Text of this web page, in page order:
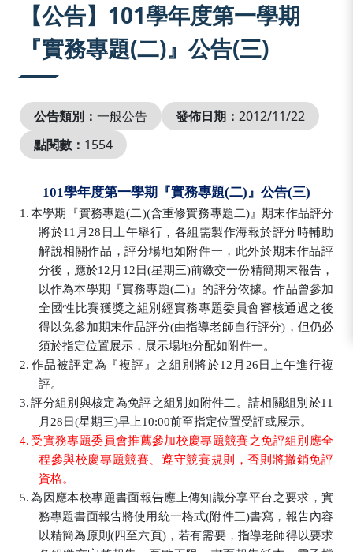
【公告】101學年度第一學期
『實務專題(二)』公告(三)
公告類別： 一般公告 發佈日期： 2012/11/22
點閱數： 1554
101學年度第一學期『實務專題(二)』公告(三)
1.本學期『實務專題(二)(含重修實務專題二)』期末作品評分
將於11 月 28 日上午舉行，各組需製作海報於評分時輔助
解說相關作品，評分場地如附件一，此外於期末作品評
分後，應於12 月 12 日(星期三)前繳交一份精簡期末報告，
以作為本學期『實務專題(二) 』的評分依據。作品曾參加
全國性比賽獲獎之組別經實務專題委員會審核通過之後
得以免參加期末作品評分(由指導老師自行評分) ，但仍必
須於指定位置展示，展示場地分配如附件一。
2. 作品被評定為『複評』之組別將於12 月 26 日上午進行複
評。
3. 評分組別與核定為免評之組別如附件二。請相關組別於11
月 28 日(星期三)早上10:00前至指定位置受評或展示。
4. 受實務專題委員會推薦參加校慶專題競賽之免評組別應全
程參與校慶專題競賽、遵守競賽規則，否則將撤銷免評
資格。
5. 為因應本校專題書面報告應上傳知識分享平台之要求，實
務專題書面報告將使用統一格式(附件三)書寫，報告內容
以精簡為原則 (四至六頁)，若有需要，指導老師得以要求